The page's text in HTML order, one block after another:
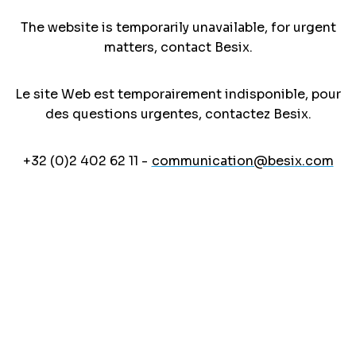
The website is temporarily unavailable, for urgent
matters, contact Besix.
Le site Web est temporairement indisponible, pour
des questions urgentes, contactez Besix.
+32 (0)2 402 62 11 - communication@besix.com